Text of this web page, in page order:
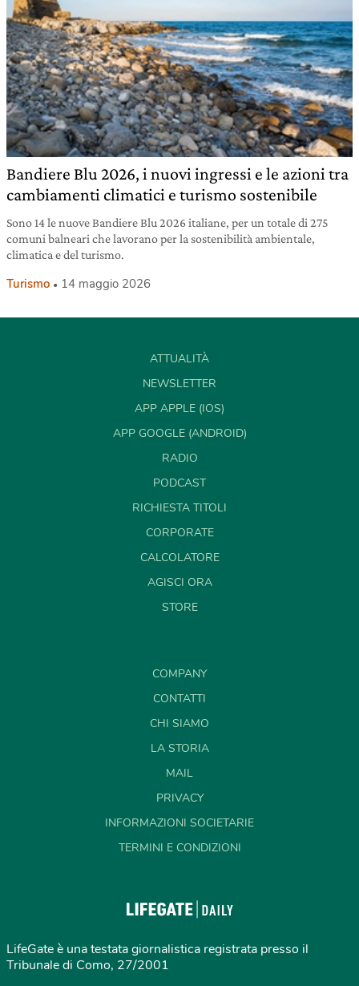
Bandiere Blu 2026, i nuovi ingressi e le azioni tra
cambiamenti climatici e turismo sostenibile
Sono 14 le nuove Bandiere Blu 2026 italiane, per un totale di 275
comuni balneari che lavorano per la sostenibilità ambientale,
climatica e del turismo.
Turismo 14 maggio 2026
ATTUALITÀ
NEWSLETTER
APP APPLE (IOS)
APP GOOGLE (ANDROID)
RADIO
PODCAST
RICHIESTA TITOLI
CORPORATE
CALCOLATORE
AGISCI ORA
STORE
COMPANY
CONTATTI
CHI SIAMO
LA STORIA
MAIL
PRIVACY
INFORMAZIONI SOCIETARIE
TERMINI E CONDIZIONI
LifeGate è una testata giornalistica registrata presso il
Tribunale di Como, 27/2001